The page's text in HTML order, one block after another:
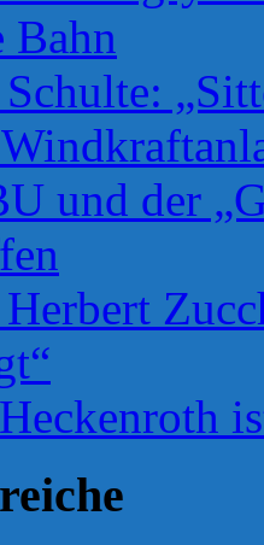
Bahn
und der